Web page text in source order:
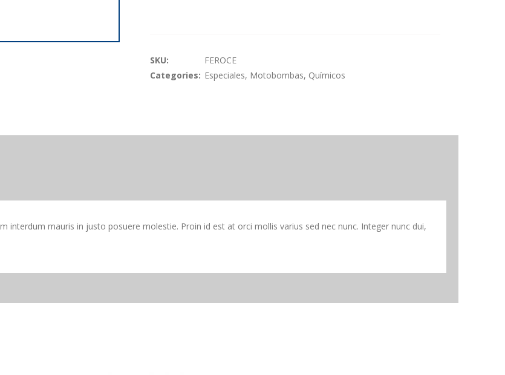
SKU:
FEROCE
Categories: Especiales, Motobombas, Químicos
interdum mauris in justo posuere molestie. Proin id est at orci mollis varius sed nec nunc. Integer nunc dui,